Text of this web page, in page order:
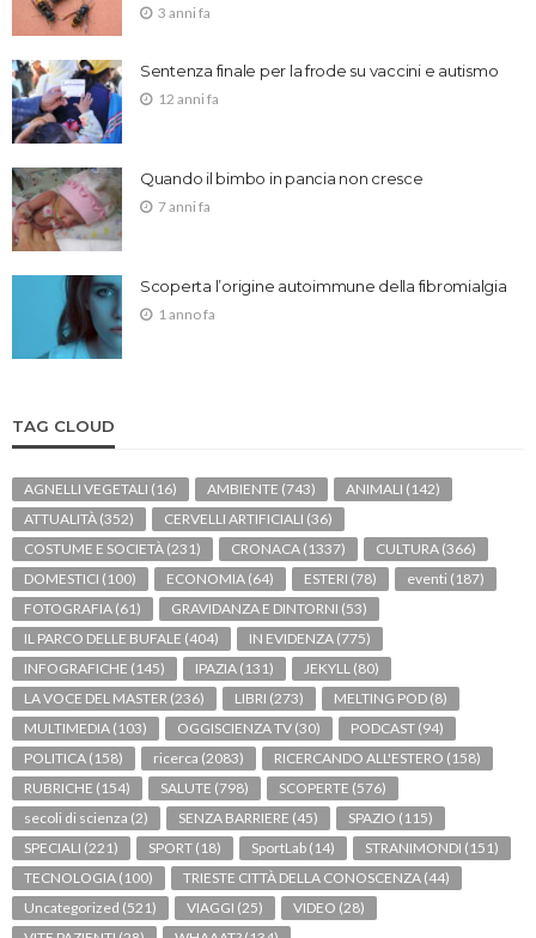
3 anni fa
Sentenza finale per la frode su vaccini e autismo
12 anni fa
Quando il bimbo in pancia non cresce
7 anni fa
Scoperta l’origine autoimmune della fibromialgia
1 anno fa
TAG CLOUD
AGNELLI VEGETALI (16) AMBIENTE (743) ANIMALI (142)
ATTUALITÀ (352) CERVELLI ARTIFICIALI (36)
COSTUME E SOCIETÀ (231) CRONACA (1337) CULTURA (366)
DOMESTICI (100) ECONOMIA (64) ESTERI (78) eventi (187)
FOTOGRAFIA (61) GRAVIDANZA E DINTORNI (53)
IL PARCO DELLE BUFALE (404) IN EVIDENZA (775)
INFOGRAFICHE (145) IPAZIA (131) JEKYLL (80)
LA VOCE DEL MASTER (236) LIBRI (273) MELTING POD (8)
MULTIMEDIA (103) OGGISCIENZA TV (30) PODCAST (94)
POLITICA (158) ricerca (2083) RICERCANDO ALL'ESTERO (158)
RUBRICHE (154) SALUTE (798) SCOPERTE (576)
secoli di scienza (2) SENZA BARRIERE (45) SPAZIO (115)
SPECIALI (221) SPORT (18) SportLab (14) STRANIMONDI (151)
TECNOLOGIA (100) TRIESTE CITTÀ DELLA CONOSCENZA (44)
Uncategorized (521) VIAGGI (25) VIDEO (28)